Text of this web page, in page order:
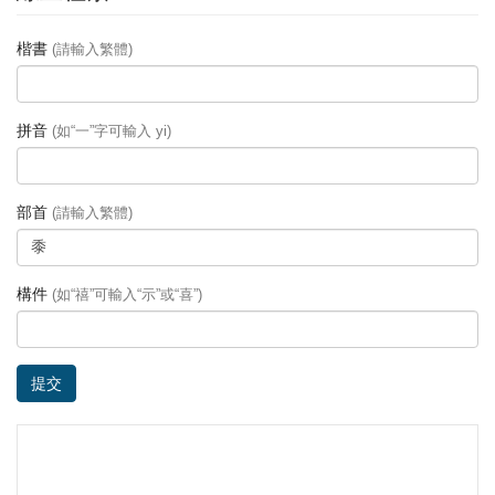
楷書 (請輸入繁體)
拼音 (如“一”字可輸入 yi)
部首 (請輸入繁體)
構件 (如“禧”可輸入“示”或“喜”)
提交